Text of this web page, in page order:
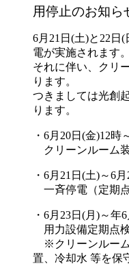
用停止のお知ら
6月21日(土)と22日
電が実施されます。
それに伴い、クリ
ります。
つきましては光創
ります。
・6月20日(金)12時
クリーンルーム
・6月21日(土)～6
一斉停電（定期点
・6月23日(月)～年
用力設備定期点
※クリーンルーム
置、冷却水 等を保